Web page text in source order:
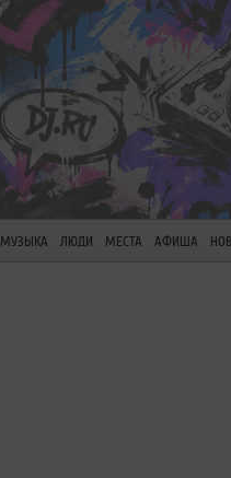
МУЗЫКА ЛЮДИ МЕСТА АФИША